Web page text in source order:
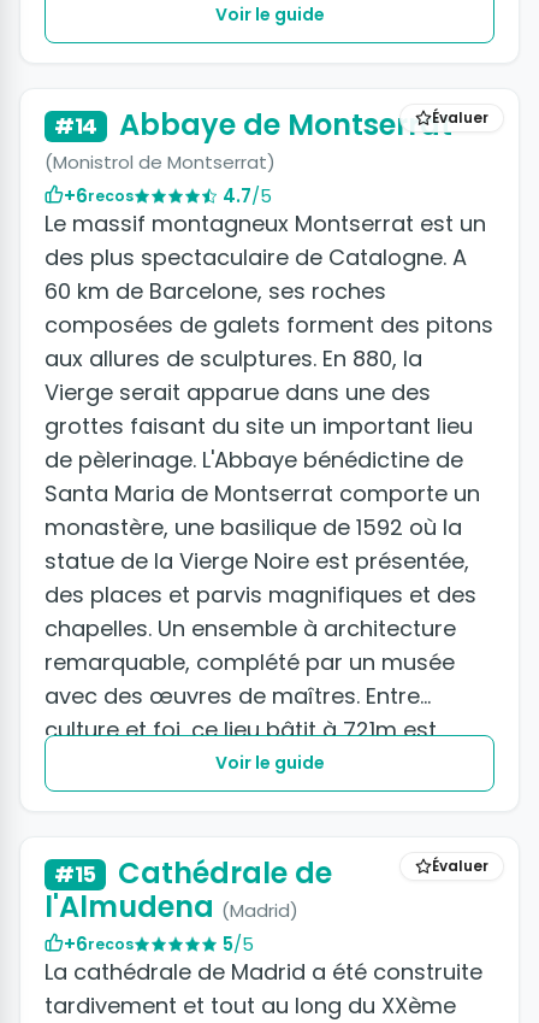
Voir le guide
Évaluer
#14 Abbaye de Montserrat
(Monistrol de Montserrat)
+6recos 4.7/5
Le massif montagneux Montserrat est un
des plus spectaculaire de Catalogne. A
60 km de Barcelone, ses roches
composées de galets forment des pitons
aux allures de sculptures. En 880, la
Vierge serait apparue dans une des
grottes faisant du site un important lieu
de pèlerinage. L'Abbaye bénédictine de
Santa Maria de Montserrat comporte un
monastère, une basilique de 1592 où la
statue de la Vierge Noire est présentée,
des places et parvis magnifiques et des
chapelles. Un ensemble à architecture
remarquable, complété par un musée
avec des œuvres de maîtres. Entre
culture et foi, ce lieu bâtit à 721m est
Voir le guide
Évaluer
#15
Cathédrale de
l'Almudena (Madrid)
+6recos 5/5
La cathédrale de Madrid a été construite
tardivement et tout au long du XXème